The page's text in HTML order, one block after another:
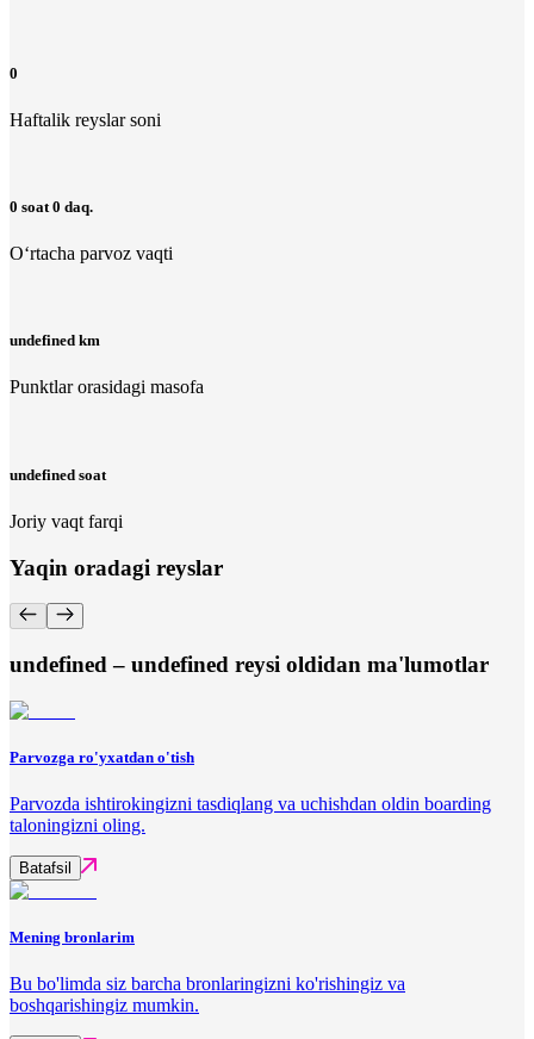
0
Haftalik reyslar soni
0 soat 0 daq.
O‘rtacha parvoz vaqti
undefined km
Punktlar orasidagi masofa
undefined soat
Joriy vaqt farqi
Yaqin oradagi reyslar
undefined – undefined reysi oldidan ma'lumotlar
Parvozga ro'yxatdan o'tish
Parvozda ishtirokingizni tasdiqlang va uchishdan oldin boarding
taloningizni oling.
Batafsil
Mening bronlarim
Bu bo'limda siz barcha bronlaringizni ko'rishingiz va
boshqarishingiz mumkin.